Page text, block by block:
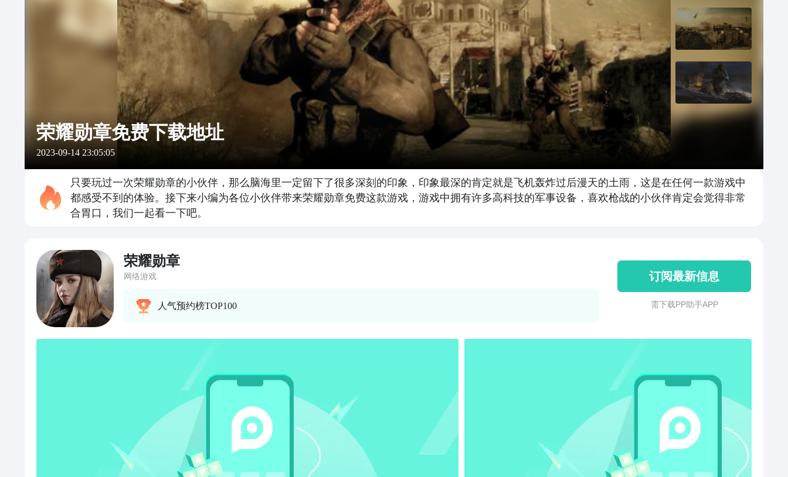
荣耀勋章免费下载地址
2023-09-14 23:05:05
只要玩过一次荣耀勋章的小伙伴，那么脑海里一定留下了很多深刻的印象，印象最深的肯定就是飞机轰炸过后漫天的土雨，这是在任何一款游戏中
都感受不到的体验。接下来小编为各位小伙伴带来荣耀勋章免费这款游戏，游戏中拥有许多高科技的军事设备，喜欢枪战的小伙伴肯定会觉得非常
合胃口，我们一起看一下吧。
荣耀勋章
网络游戏
人气预约榜TOP100
订阅最新信息
需 下 载 P P 助 手 A P P